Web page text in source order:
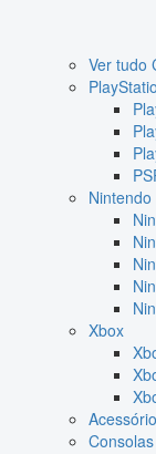
Ver tudo
Nintendo
Xbox